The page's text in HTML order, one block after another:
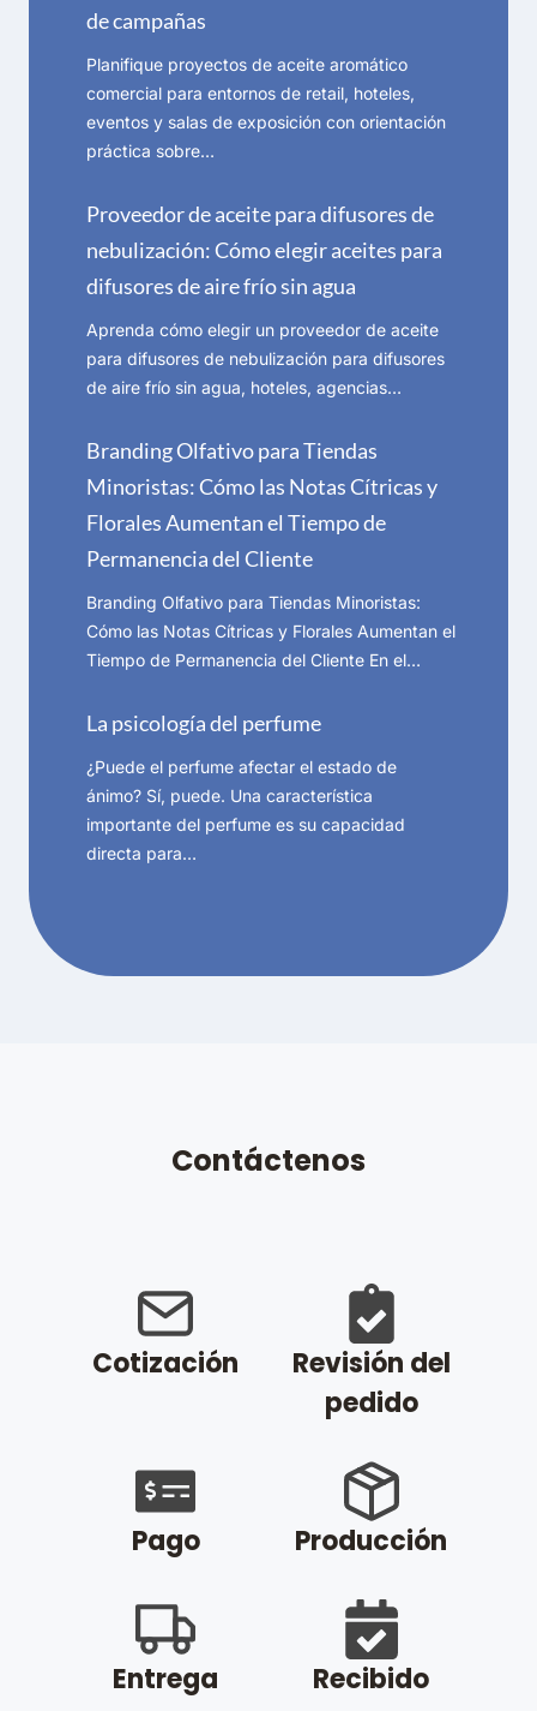
de campañas
Planifique proyectos de aceite aromático
comercial para entornos de retail, hoteles,
eventos y salas de exposición con orientación
práctica sobre…
Proveedor de aceite para difusores de
nebulización: Cómo elegir aceites para
difusores de aire frío sin agua
Aprenda cómo elegir un proveedor de aceite
para difusores de nebulización para difusores
de aire frío sin agua, hoteles, agencias…
Branding Olfativo para Tiendas
Minoristas: Cómo las Notas Cítricas y
Florales Aumentan el Tiempo de
Permanencia del Cliente
Branding Olfativo para Tiendas Minoristas:
Cómo las Notas Cítricas y Florales Aumentan el
Tiempo de Permanencia del Cliente En el…
La psicología del perfume
¿Puede el perfume afectar el estado de
ánimo? Sí, puede. Una característica
importante del perfume es su capacidad
directa para…
Contáctenos
Cotización
Revisión del
pedido
Pago Producción
Entrega Recibido